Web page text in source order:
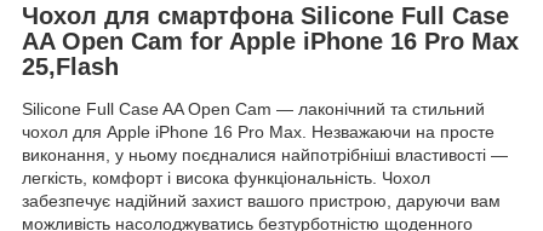
Чохол для смартфона Silicone Full Case
AA Open Cam for Apple iPhone 16 Pro Max
25,Flash
Silicone Full Case AA Open Cam — лаконічний та стильний
чохол для Apple iPhone 16 Pro Max. Незважаючи на просте
виконання, у ньому поєдналися найпотрібніші властивості —
легкість, комфорт і висока функціональність. Чохол
забезпечує надійний захист вашого пристрою, даруючи вам
можливість насолоджуватись безтурботністю щоденного